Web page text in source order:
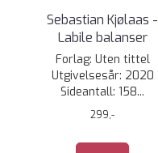
Sebastian Kjølaas -
Labile balanser
Forlag: Uten tittel
Utgivelsesår: 2020
Sideantall: 158...
299,-